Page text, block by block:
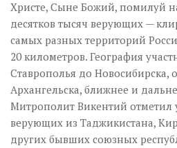
Христе, Сыне Божий, помилуй
десятков тысяч верующих —
самых разных территорий
20 километров. География
Ставрополья до Новосибирска,
Архангельска, ближнее и
Митрополит Викентий отметил
верующих из Таджикистана,
других бывших союзных